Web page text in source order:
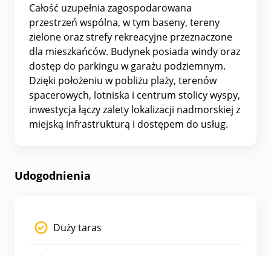
Całość uzupełnia zagospodarowana
przestrzeń wspólna, w tym baseny, tereny
zielone oraz strefy rekreacyjne przeznaczone
dla mieszkańców. Budynek posiada windy oraz
dostęp do parkingu w garażu podziemnym.
Dzięki położeniu w pobliżu plaży, terenów
spacerowych, lotniska i centrum stolicy wyspy,
inwestycja łączy zalety lokalizacji nadmorskiej z
miejską infrastrukturą i dostępem do usług.
Udogodnienia
Duży taras